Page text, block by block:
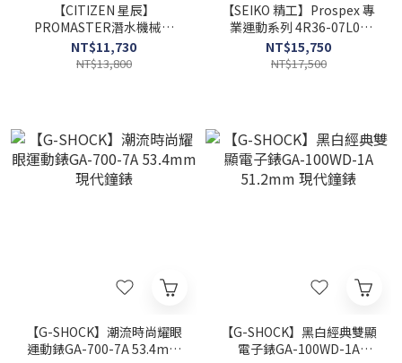
【CITIZEN 星辰】
PROMASTER潛水機械錶
NY0120-01E 41mm 現代鐘
錶
NT$11,730
NT$13,800
【SEIKO 精工】Prospex 專
業運動系列 4R36-07L0K
45mm 現代鐘錶
NT$15,750
NT$17,500
【G-SHOCK】潮流時尚耀眼
運動錶GA-700-7A 53.4mm
【G-SHOCK】黑白經典雙顯
電子錶GA-100WD-1A